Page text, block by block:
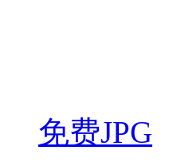
免费JPG